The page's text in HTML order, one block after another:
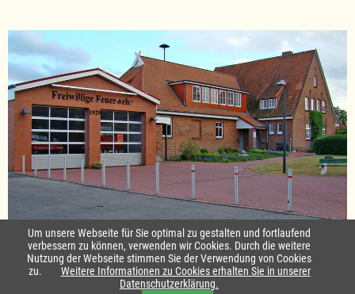
Standort Sterley
Startseite|Kontakt
Impressum & Datenschutz|Barrierefreiheit
Um unsere Webseite für Sie optimal zu gestalten und fortlaufend
verbessern zu können, verwenden wir Cookies. Durch die weitere
Nutzung der Webseite stimmen Sie der Verwendung von Cookies
zu.
Weitere Informationen zu Cookies erhalten Sie in unserer
Datenschutzerklärung.